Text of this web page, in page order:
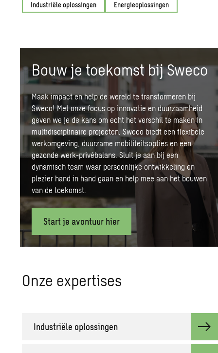
Industriële oplossingen Energieoplossingen
Bouw je toekomst bij Sweco
Maak impact en help de wereld te transformeren bij
Sweco! Met onze focus op innovatie en duurzaamheid
geven we je de kans om echt het verschil te maken in
multidisciplinaire projecten.Sweco biedt een flexibele
werkomgeving, duurzame mobiliteitsopties en een
gezonde werk-privébalans. Sluit je aan bij een
dynamisch team waar persoonlijke ontwikkeling en
plezier hand in hand gaan en help mee aan het bouwen
van de toekomst.
Start je avontuur hier
Onze ex­per­ti­ses
In­du­striële op­los­sin­gen